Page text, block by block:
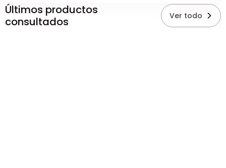
Últimos productos
consultados
Ver todo